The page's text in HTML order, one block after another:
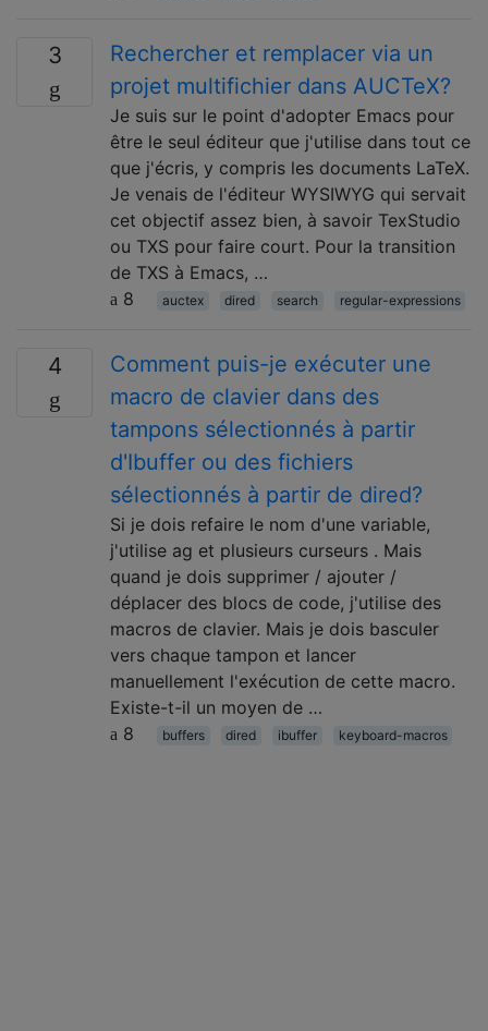
3
Rechercher et remplacer via un
projet multifichier dans AUCTeX?
Je suis sur le point d'adopter Emacs pour
être le seul éditeur que j'utilise dans tout ce
que j'écris, y compris les documents LaTeX.
Je venais de l'éditeur WYSIWYG qui servait
cet objectif assez bien, à savoir TexStudio
ou TXS pour faire court. Pour la transition
de TXS à Emacs, …
8
auctex dired search regular-expressions
4
Comment puis-je exécuter une
macro de clavier dans des
tampons sélectionnés à partir
d'Ibuffer ou des fichiers
sélectionnés à partir de dired?
Si je dois refaire le nom d'une variable,
j'utilise ag et plusieurs curseurs . Mais
quand je dois supprimer / ajouter /
déplacer des blocs de code, j'utilise des
macros de clavier. Mais je dois basculer
vers chaque tampon et lancer
manuellement l'exécution de cette macro.
Existe-t-il un moyen de …
8
buffers dired ibuffer keyboard-macros